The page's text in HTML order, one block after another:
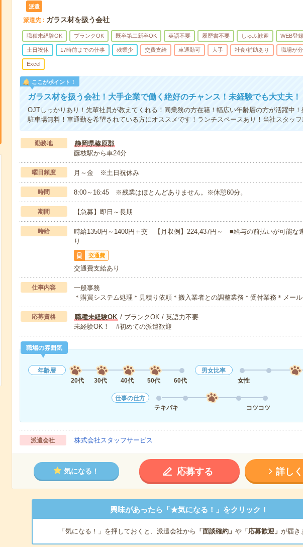
派遣
派遣先 ガラス材を扱う会社
職種未経験OK ブランクOK 既卒第二新卒OK 英語不要 履歴書不要 しゅふ歓迎 WEB登
土日祝休 17時前までの仕事 残業少 交費支給 車通勤可 大手 社食/補助あり 職場が
Excel
ここがポイント！
ガラス材を扱う会社！大手企業で働く絶好のチャンス！未経験でも大丈夫！
OJTしっかりあり！先輩社員が教えてくれる！同業務の方在籍！幅広い年齢層の方が活躍中！
駐車場無料！車通勤を希望されている方にオススメです！ランチスペースあり！当社スタッフ
勤務地
静岡県榛原郡
藤枝駅から車24分
曜日頻度 月～金 ※土日祝休み
時間 8:00～16:45 ※残業はほとんどありません。※休憩60分。
期間 【急募】即日～長期
時給
時給1350円～1400円＋交 【月収例】224,437円～ ■給与の前払いが可能な
り
交通費
交通費支給あり
仕事内容
一般事務
＊購買システム処理＊見積り依頼＊搬入業者との調整業務＊受付業務＊メー
応募資格 職種未経験OK/ ブランクOK / 英語力不要
未経験OK！ #初めての派遣歓迎
職場の雰囲気
年齢層
20代
30代 40代 50代 60代
男女比率
女性
仕事の仕方
テキパキ
コツコツ
派遣会社 株式会社スタッフサービス
気になる！ 応募する 詳し
興味があったら「★気になる！」をクリック！
「気になる！」を押しておくと、派遣会社から 「面談確約」 や「応募歓迎」 が届き